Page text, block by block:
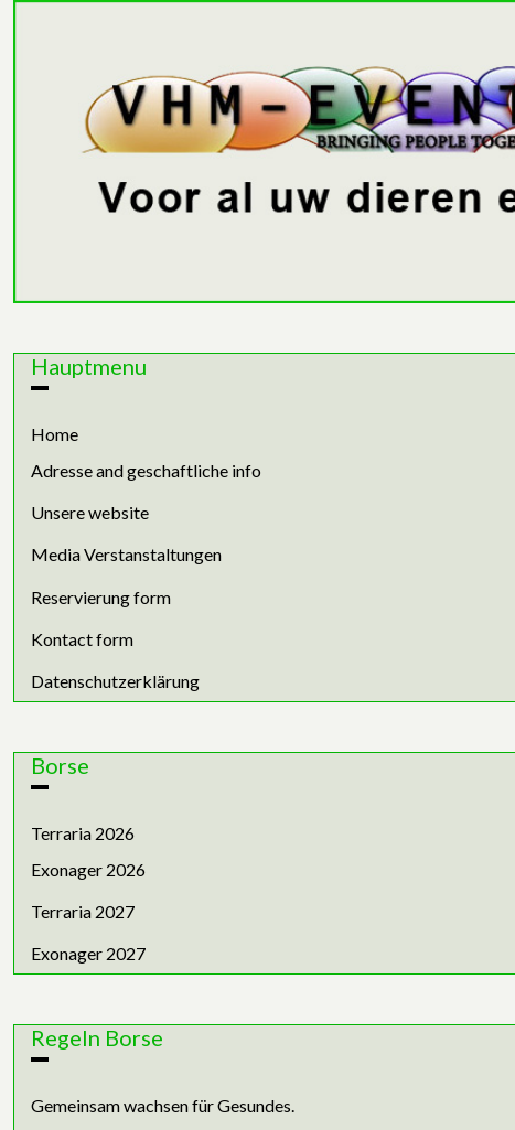
Hauptmenu
Home
Adresse and geschaftliche info
Unsere website
Media Verstanstaltungen
Reservierung form
Kontact form
Datenschutzerklärung
Borse
Terraria 2026
Exonager 2026
Terraria 2027
Exonager 2027
Regeln Borse
Gemeinsam wachsen für Gesundes.